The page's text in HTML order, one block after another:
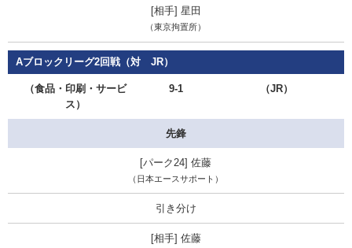
星田
（東京拘置所）
Aブロックリーグ2回戦（対 JR）
（食品・印刷・サービ
ス）
9-1 （JR）
先鋒
佐藤
（日本エースサポート）
引き分け
佐藤